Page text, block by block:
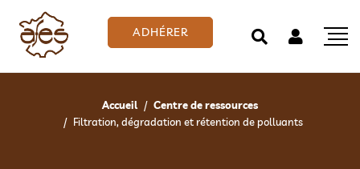
ADHÉRER
Accueil
Centre de ressources
Filtration, dégradation et rétention de polluants